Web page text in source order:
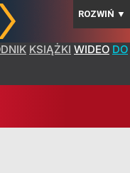
ROZWIŃ ▼
KSIĄŻKI WIDEO DO